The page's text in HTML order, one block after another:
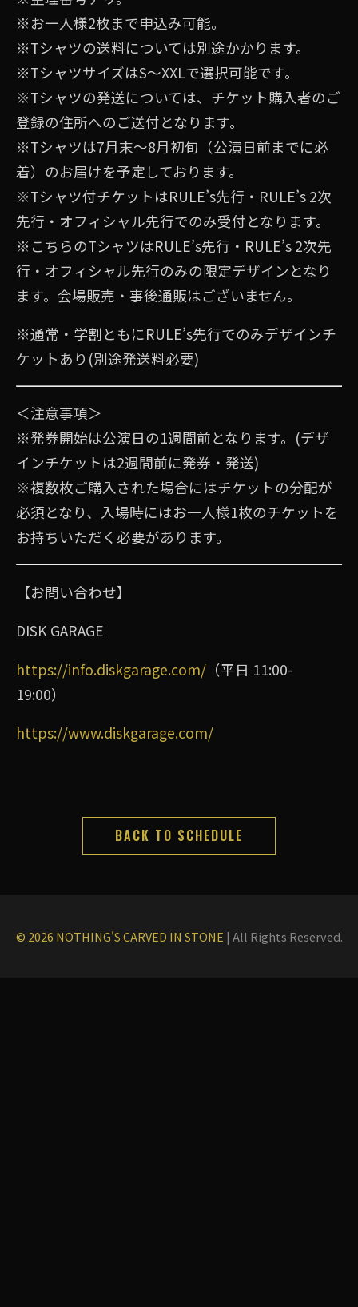
※お⼀⼈様2枚まで申込み可能。
※Tシャツの送料については別途かかります。
※TシャツサイズはS〜XXLで選択可能です。
※Tシャツの発送については、チケット購入者のご
登録の住所へのご送付となります。
※Tシャツは7月末〜8月初旬（公演日前までに必
着）のお届けを予定しております。
※Tシャツ付チケットはRULE’s先⾏・RULE’s 2次
先行・オフィシャル先行でのみ受付となります。
※こちらのTシャツはRULE’s先行・RULE’s 2次先
行・オフィシャル先行のみの限定デザインとなり
ます。会場販売・事後通販はございません。
※通常・学割ともにRULE’s先行でのみデザインチ
ケットあり(別途発送料必要)
＜注意事項＞
※発券開始は公演日の1週間前となります。(デザ
インチケットは2週間前に発券・発送)
※複数枚ご購入された場合にはチケットの分配が
必須となり、入場時にはお⼀人様1枚のチケットを
お持ちいただく必要があります。
【お問い合わせ】
DISK GARAGE
https://info.diskgarage.com/ （平⽇ 11:00-
19:00）
https://www.diskgarage.com/
BACK TO SCHEDULE
© 2026 NOTHING'S CARVED IN STONE | All Rights Reserved.